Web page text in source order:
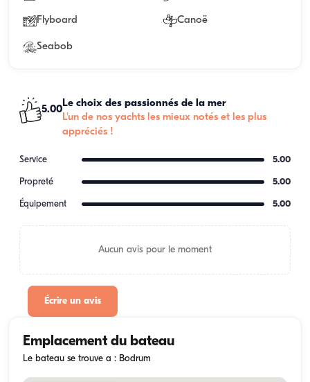
Flyboard Canoë
Seabob
5.00
Le choix des passionnés de la mer
L'un de nos yachts les mieux notés et les plus
appréciés !
Service 5.00
Propreté 5.00
Équipement 5.00
Aucun avis pour le moment
Écrire un avis
Emplacement du bateau
Le bateau se trouve a : Bodrum